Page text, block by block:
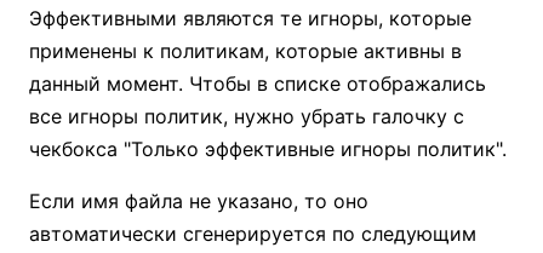
Эффективными являются те игноры, которые
применены к политикам, которые активны в
данный момент. Чтобы в списке отображались
все игноры политик, нужно убрать галочку с
чекбокса "Только эффективные игноры политик".
Если имя файла не указано, то оно
автоматически сгенерируется по следующим